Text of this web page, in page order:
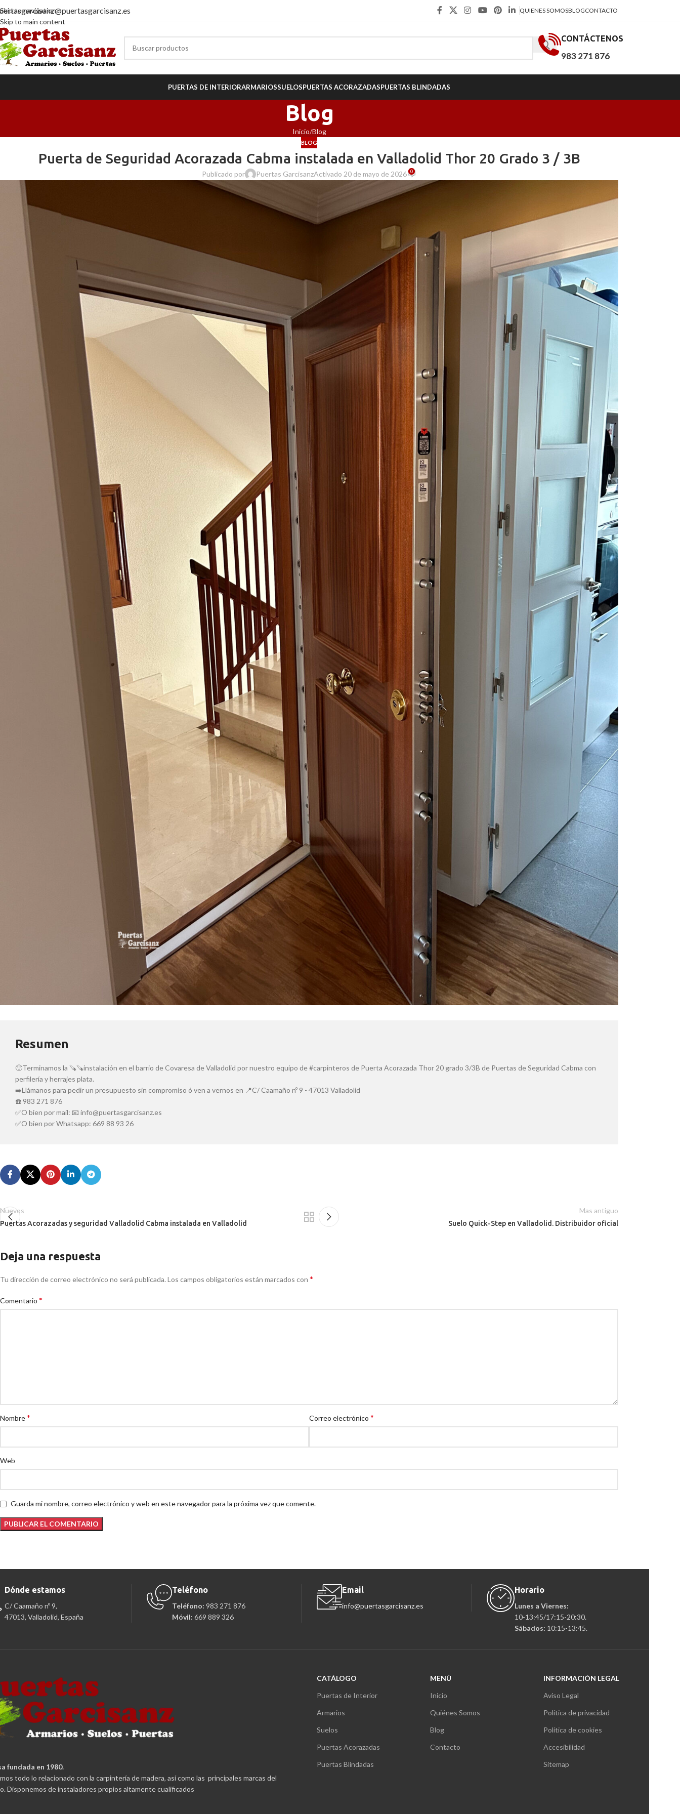
Skip to navigation
Skip to main content
QUIENES SOMOSBLOGCONTACTO
CONTÁCTENOS
983 271 876
PUERTAS DE INTERIORARMARIOSSUELOSPUERTAS ACORAZADASPUERTAS BLINDADAS
Blog
Inicio Blog
BLOG
Puerta de Seguridad Acorazada Cabma instalada en Valladolid Thor 20 Grado 3 / 3B
Publicado por Puertas GarcisanzActivado 20 de mayo de 2026 0
Resumen
🙂Terminamos la 🪚🪚instalación en el barrio de Covaresa de Valladolid por nuestro equipo de #carpinteros de Puerta Acorazada Thor 20 grado 3/3B de Puertas de Seguridad Cabma con
perfilería y herrajes plata.
➡️Llámanos para pedir un presupuesto sin compromiso ó ven a vernos en 📍C/ Caamaño nº 9 - 47013 Valladolid
☎️ 983 271 876
✅O bien por mail: 📧 info@puertasgarcisanz.es
✅O bien por Whatsapp: 669 88 93 26
Nuevos
Puertas Acorazadas y seguridad Valladolid Cabma instalada en Valladolid
Mas antiguo
Suelo Quick-Step en Valladolid. Distribuidor oficial
Deja una respuesta
Tu dirección de correo electrónico no será publicada. Los campos obligatorios están marcados con *
Comentario *
Nombre* Correo electrónico *
Web
Guarda mi nombre, correo electrónico y web en este navegador para la próxima vez que comente.
Dónde estamos
C/ Caamaño nº 9,
47013, Valladolid, España
Teléfono
Teléfono: 983 271 876
Móvil: 669 889 326
Email
info@puertasgarcisanz.es
Horario
Lunes a Viernes:
10-13:45/17:15-20:30.
Sábados: 10:15-13:45.
fundada en 1980.
todo lo relacionado con la carpintería de madera, así como las principales marcas del
Disponemos de instaladores propios altamente cualificados
CATÁLOGO
Puertas de Interior
Armarios
Suelos
Puertas Acorazadas
Puertas Blindadas
MENÚ
Inicio
Quiénes Somos
Blog
Contacto
INFORMACIÓN LEGAL
Aviso Legal
Política de privacidad
Política de cookies
Accesibilidad
Sitemap